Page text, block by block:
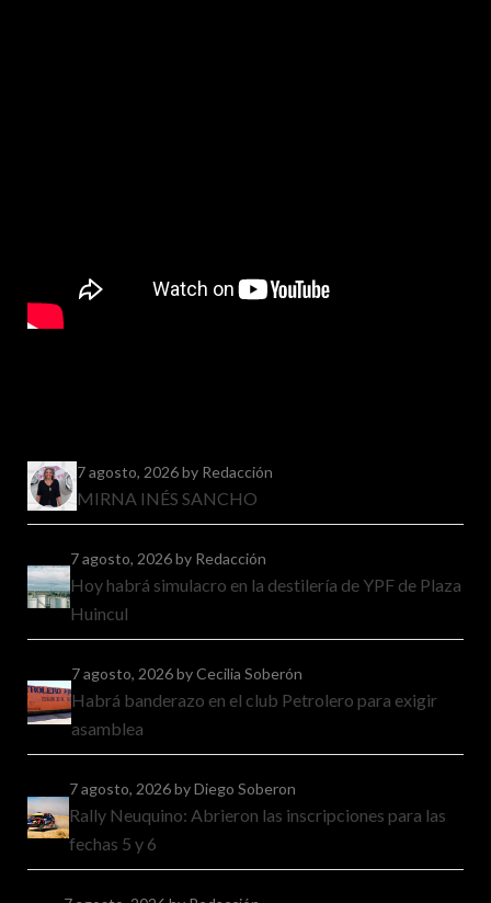
7 agosto, 2026by Redacción
MIRNA INÉS SANCHO
7 agosto, 2026by Redacción
Hoy habrá simulacro en la destilería de YPF de Plaza
Huincul
7 agosto, 2026by Cecilia Soberón
Habrá banderazo en el club Petrolero para exigir
asamblea
7 agosto, 2026by Diego Soberon
Rally Neuquino: Abrieron las inscripciones para las
fechas 5 y 6